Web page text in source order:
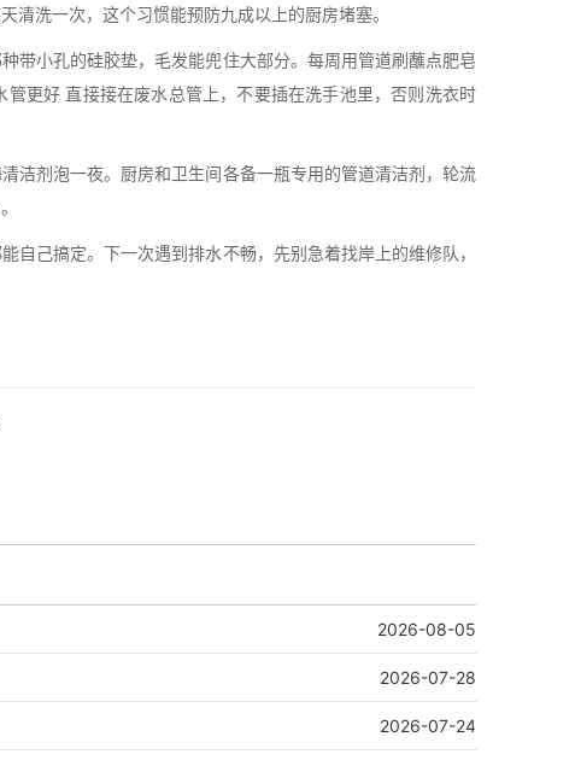
洗一次，这个习惯能预防九成以上的厨房堵塞。
带小孔的硅胶垫，毛发能兜住大部分。每周用管道刷蘸点肥皂
更好 直接接在废水总管上，不要插在洗手池里，否则洗衣时
洁剂泡一夜。厨房和卫生间各备一瓶专用的管道清洁剂，轮流
己搞定。下一次遇到排水不畅，先别急着找岸上的维修队，
2026-08-05
2026-07-28
2026-07-24